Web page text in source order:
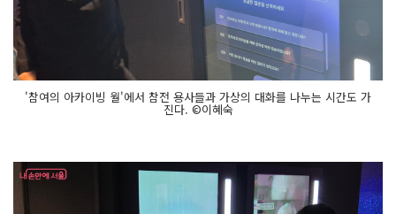
'참여의 아카이빙 월'에서 참전 용사들과 가상의 대화를 나누는 시간도 가
진다. ©이혜숙